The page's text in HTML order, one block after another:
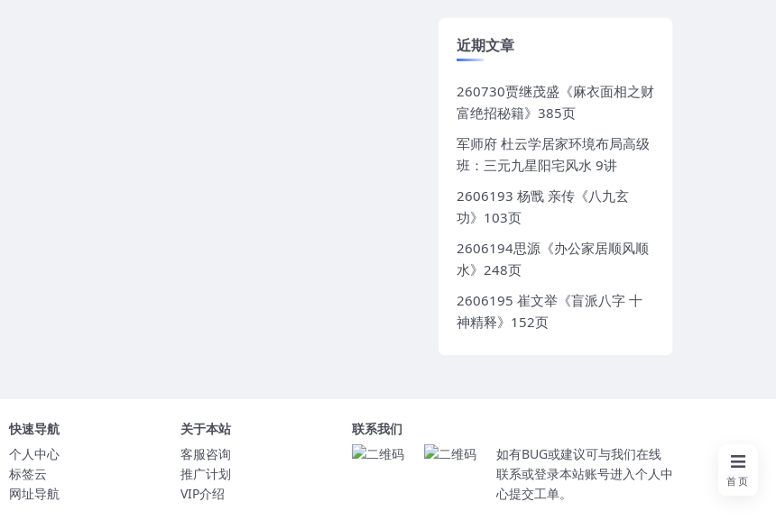
近期文章
260730贾继茂盛《麻衣面相之财
富绝招秘籍》385页
军师府 杜云学居家环境布局高级
班：三元九星阳宅风水 9讲
2606193 杨戬 亲传《八九玄
功》103页
2606194思源《办公家居顺风顺
水》248页
2606195 崔文举《盲派八字 十
神精释》152页
快速导航
个人中心
标签云
网址导航
关于本站
客服咨询
推广计划
VIP介绍
联系我们
如有BUG或建议可与我们在线
联系或登录本站账号进入个人中
心提交工单。
首页